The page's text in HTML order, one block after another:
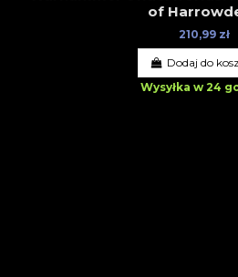
of
210,99 zł
Dodaj do
Wysyłka w 24